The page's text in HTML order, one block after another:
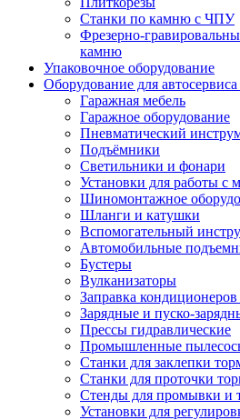
Станки по камню с ЧПУ
Фрезерно-
камню
Упаковочное оборудование
Оборудование для автосервиса
Гаражная мебель
Гаражное оборудование
Пневматический
Подъёмники
Светильники и фонари
Установки для работы с
Шиномонтажное
Шланги и катушки
Вспомогательный
Автомобильные
Бустеры
Вулканизаторы
Заправка
Зарядные и пуско-
Прессы гидравлические
Промышленные
Станки для заклепки
Станки для проточки
Стенды для промывки и
Установки для